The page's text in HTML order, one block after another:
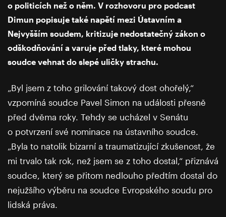
o politicích než o něm. V rozhovoru pro podcast
Dimun popisuje také napětí mezi Ústavním a
Nejvyšším soudem, kritizuje nedostatečný zákon o
odškodňování a varuje před tlaky, které mohou
soudce vehnat do slepé uličky strachu.
„Byl jsem z toho grilování takový dost ohořelý,“
vzpomíná soudce Pavel Simon na události přesně
před dvěma roky. Tehdy se ucházel v Senátu
o potvrzení své nominace na ústavního soudce.
„Byla to natolik bizarní a traumatizující zkušenost, že
mi trvalo tak rok, než jsem se z toho dostal,“ přiznává
soudce, který se přitom nedlouho předtím dostal do
nejužšího výběru na soudce Evropského soudu pro
lidská práva.